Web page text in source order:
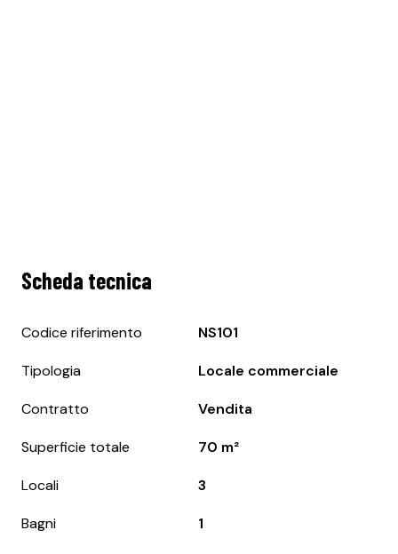
Scheda tecnica
Codice riferimento NS101
Tipologia Locale commerciale
Contratto Vendita
Superficie totale 70 m²
Locali 3
Bagni 1